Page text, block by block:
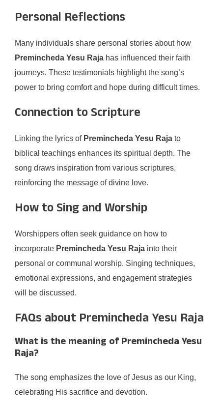
Personal Reflections
Many individuals share personal stories about how
Premincheda Yesu Raja has influenced their faith
journeys. These testimonials highlight the song’s
power to bring comfort and hope during difficult times.
Connection to Scripture
Linking the lyrics of Premincheda Yesu Raja to
biblical teachings enhances its spiritual depth. The
song draws inspiration from various scriptures,
reinforcing the message of divine love.
How to Sing and Worship
Worshippers often seek guidance on how to
incorporate Premincheda Yesu Raja into their
personal or communal worship. Singing techniques,
emotional expressions, and engagement strategies
will be discussed.
FAQs about Premincheda Yesu Raja
What is the meaning of Premincheda Yesu
Raja?
The song emphasizes the love of Jesus as our King,
celebrating His sacrifice and devotion.